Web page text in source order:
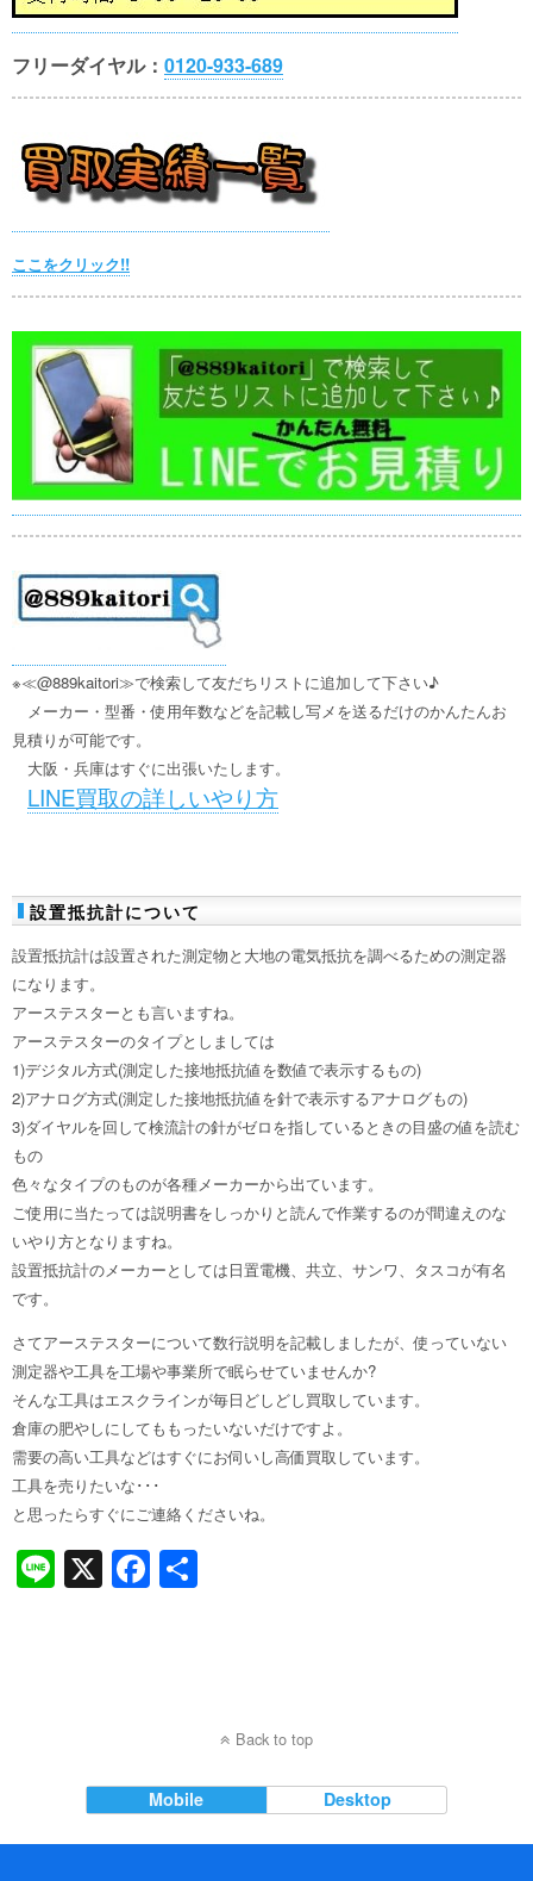
フリーダイヤル： 0120-933-689
ここをクリック!!
※≪@889kaitori≫で検索して友だちリストに追加して下さい♪
メーカー・型番・使用年数などを記載し写メを送るだけのかんたんお
見積りが可能です。
大阪・兵庫はすぐに出張いたします。
LINE買取の詳しいやり方
設置抵抗計について
設置抵抗計は設置された測定物と大地の電気抵抗を調べるための測定器
になります。
アーステスターとも言いますね。
アーステスターのタイプとしましては
1)デジタル方式(測定した接地抵抗値を数値で表示するもの)
2)アナログ方式(測定した接地抵抗値を針で表示するアナログもの)
3)ダイヤルを回して検流計の針がゼロを指しているときの目盛の値を読む
もの
色々なタイプのものが各種メーカーから出ています。
ご使用に当たっては説明書をしっかりと読んで作業するのが間違えのな
いやり方となりますね。
設置抵抗計のメーカーとしては日置電機、共立、サンワ、タスコが有名
です。
さてアーステスターについて数行説明を記載しましたが、使っていない
測定器や工具を工場や事業所で眠らせていませんか?
そんな工具はエスクラインが毎日どしどし買取しています。
倉庫の肥やしにしてももったいないだけですよ。
需要の高い工具などはすぐにお伺いし高価買取しています。
工具を売りたいな･･･
と思ったらすぐにご連絡くださいね。
Li
n
X F
a
o
k
Back to top
Mobile Desktop